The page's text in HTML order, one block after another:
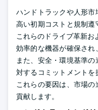
ハンドトラックや人形市
高い初期コストと規制遵
これらのドライブ革新お
効率的な機器が確保され
また、安全・環境基準
対するコミットメントを
これらの要因は、市場
貢献します。